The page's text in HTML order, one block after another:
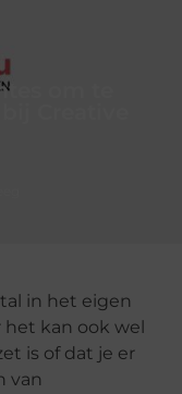
om te
in het eigen
het kan ook wel
is of dat je er
van